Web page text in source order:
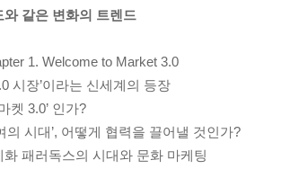
와 같은 변화의 트렌드
1. Welcome to Market 3.0
시장’이라는 신세계의 등장
켓 3.0’ 인가?
의 시대’, 어떻게 협력을 끌어낼 것인가?
화 패러독스의 시대와 문화 마케팅